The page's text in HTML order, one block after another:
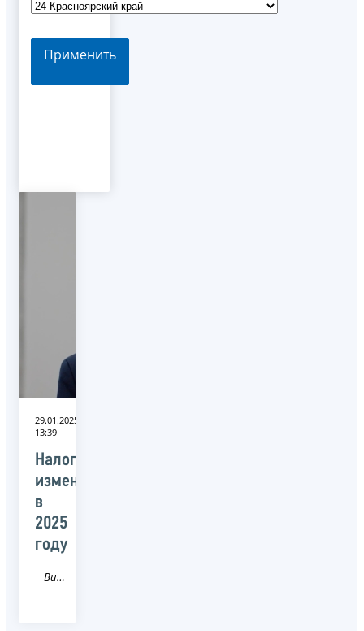
Применить
29.01.2025
13:39
Налоговые
изменения
в
2025
году
Видео